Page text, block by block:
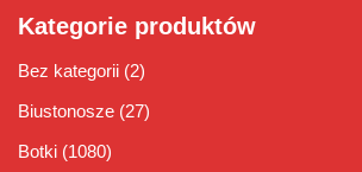
Kategorie produktów
Bez kategorii (2)
Biustonosze (27)
Botki (1080)